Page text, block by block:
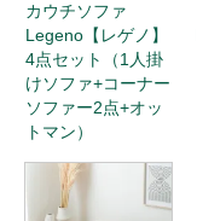
カウチソファ
Legeno【レゲノ】
4点セット（1人掛
けソファ+コーナー
ソファー2点+オッ
トマン）